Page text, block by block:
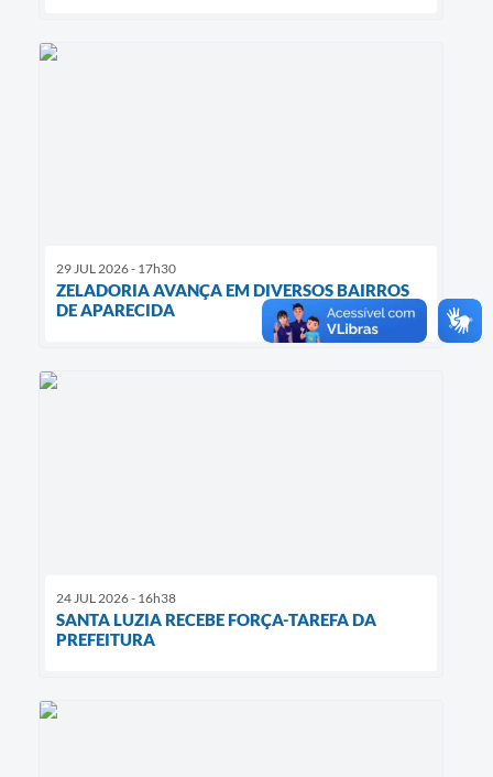
29 JUL 2026 - 17h30
ZELADORIA AVANÇA EM DIVERSOS BAIRROS
DE APARECIDA
24 JUL 2026 - 16h38
SANTA LUZIA RECEBE FORÇA-TAREFA DA
PREFEITURA